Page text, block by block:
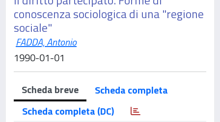
conoscenza sociologica di una "regione
sociale"
FADDA, Antonio
1990-01-01
Scheda breve
Scheda completa
Scheda completa (DC)